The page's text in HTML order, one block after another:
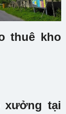
thuê kho
xưởng tại